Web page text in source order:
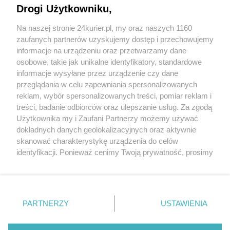
Znikną kable nad Odrą
Basen już otwarty
Otwarto dom z Wigorem
POGODA
17℃
Zobacz prognozę na 3 dni
Copyright © 2022 Kurier Szczeciński sp. z o.o.
Wszelkie prawa zastrzeżone
Drogi Użytkowniku,
Na naszej stronie 24kurier.pl, my oraz naszych 1160
zaufanych partnerów uzyskujemy dostęp i przechowujemy
informacje na urządzeniu oraz przetwarzamy dane
osobowe, takie jak unikalne identyfikatory, standardowe
informacje wysyłane przez urządzenie czy dane
przeglądania w celu zapewniania spersonalizowanych
reklam, wybór spersonalizowanych treści, pomiar reklam i
treści, badanie odbiorców oraz ulepszanie usług. Za zgodą
Użytkownika my i Zaufani Partnerzy możemy używać
dokładnych danych geolokalizacyjnych oraz aktywnie
skanować charakterystykę urządzenia do celów
identyfikacji. Ponieważ cenimy Twoją prywatność, prosimy
prywatności znajdujący się w lewym dolnym rogu strony
. Niektóre rodzaje przetwarzania danych nie wymagają
PARTNERZY USTAWIENIA